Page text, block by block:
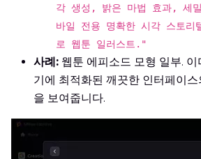
각 생성, 밝은 마법 효과, 세
바일 전용 명확한 시각 스토리
로 웹툰 일러스트."
사례: 웹툰 에피소드 모형 일부.
기에 최적화된 깨끗한 인터페이
을 보여줍니다.